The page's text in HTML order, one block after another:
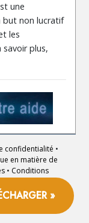
»
une
but non lucratif
les
plus,
confidentialité •
en matière de
• Conditions